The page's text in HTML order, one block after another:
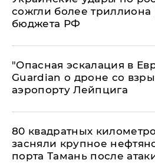
сожгли более триллиона
бюджета РФ
"Опасная эскалация в
Guardian о дроне со
аэропорту Лейпцига
80 квадратных
засняли крупное
порта Тамань после